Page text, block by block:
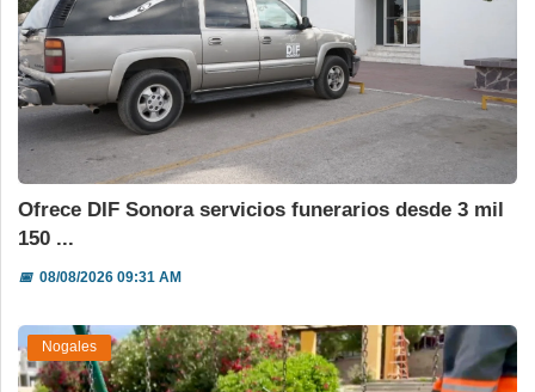
Ofrece DIF Sonora servicios funerarios desde 3 mil
150 ...
📅08/08/2026 09:31 AM
Nogales